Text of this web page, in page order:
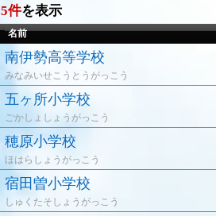
5件を表示
名前
南伊勢高等学校
みなみいせこうとうがっこう
五ヶ所小学校
ごかしょしょうがっこう
穂原小学校
ほはらしょうがっこう
宿田曽小学校
しゅくたそしょうがっこう